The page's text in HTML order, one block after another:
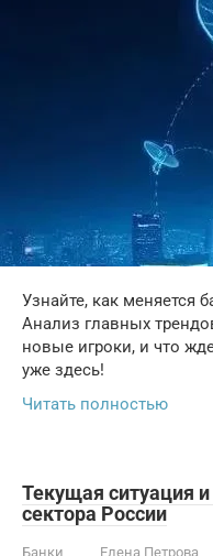
Узнайте, как меняется
Анализ главных
новые игроки, и что
уже здесь!
Читать полностью
Текущая ситуация
сектора России
Банки Елена Петрова